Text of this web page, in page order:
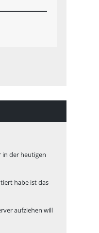
in der heutigen
habe ist das
aufziehen will